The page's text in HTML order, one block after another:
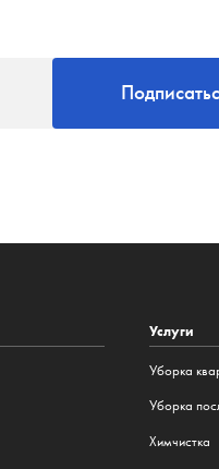
Услуги
Уборка
Уборка
Химчистка